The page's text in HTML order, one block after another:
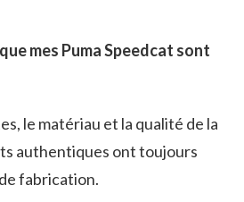
mes Puma Speedcat sont
le matériau et la qualité de la
authentiques ont toujours
fabrication.